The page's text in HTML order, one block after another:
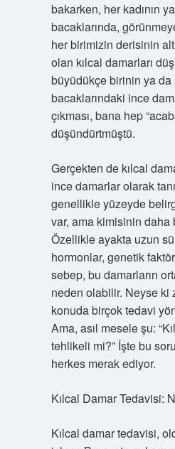
bakarken, her kadının
bacaklarında,
her birimizin derisinin
olan kılcal damarları
büyüdükçe birinin ya da
bacaklarındaki ince
çıkması, bana hep
düşündürtmüştü.
Gerçekten de kılcal
ince damarlar olarak
genellikle yüzeyde
var, ama kimisinin daha
Özellikle ayakta uzun
hormonlar, genetik
sebep, bu damarların
neden olabilir. Neyse ki
konuda birçok tedavi
Ama, asıl mesele şu:
tehlikeli mi?” İşte bu
herkes merak ediyor.
Kılcal Damar Tedavisi:
Kılcal damar tedavisi,